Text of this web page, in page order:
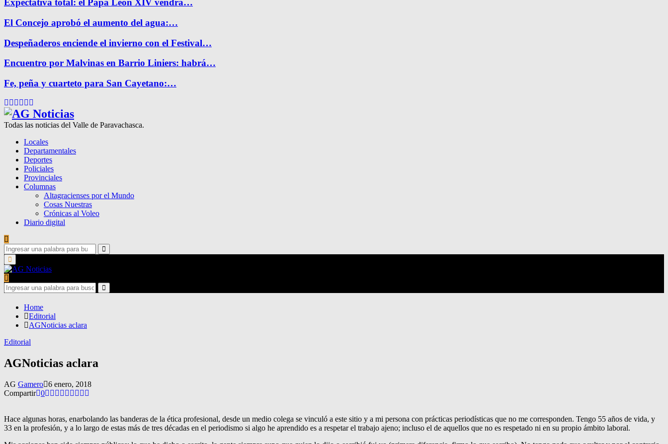
Expectativa total: el Papa León XIV vendrá…
El Concejo aprobó el aumento del agua:…
Despeñaderos enciende el invierno con el Festival…
Encuentro por Malvinas en Barrio Liniers: habrá…
Fe, peña y cuarteto para San Cayetano:…
Facebook
Twitter
Instagram
Pinterest
Google
Todas las noticias del Valle de Paravachasca.
Locales
Departamentales
Deportes
Policiales
Provinciales
Columnas
Altagracienses por el Mundo
Cosas Nuestras
Crónicas al Voleo
Diario digital
Search
for:
Search
Primary
Menu
Search
for:
Search
Home
Editorial
AGNoticias aclara
Editorial
AGNoticias aclara
AG Gamero 6 enero, 2018
Compartir 0
Hace algunas horas, enarbolando las banderas de la ética profesional, desde un medio colega se vinculó a este sitio y a mi persona con prácticas periodísticas que no me corresponden. Tengo 55 años de vida, y
33 en la profesión, y a lo largo de estas más de tres décadas en el periodismo si algo he aprendido es a respetar el trabajo ajeno; incluso el de aquellos que no es respetado ni en su propio ámbito laboral.